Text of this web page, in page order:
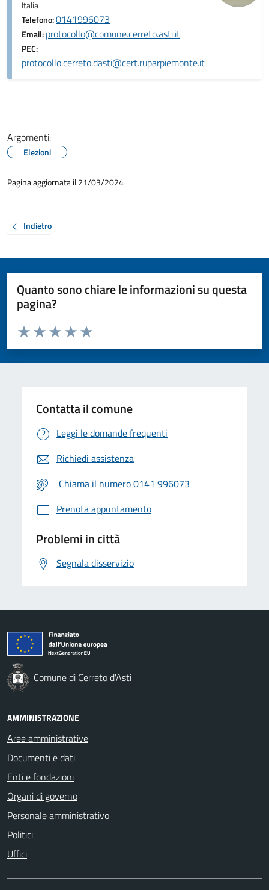
Italia
Telefono:0141996073
Email:protocollo@comune.cerreto.asti.it
PEC:
protocollo.cerreto.dasti@cert.ruparpiemonte.it
Argomenti:
Elezioni
Pagina aggiornata il 21/03/2024
Indietro
Quanto sono chiare le informazioni su questa
pagina?
Valuta da 1 a 5 stelle la pagina
Valuta 5 stelle su 5
Valuta 4 stelle su 5
Valuta 3 stelle su 5
Valuta 2 stelle su 5
Valuta 1 stelle su 5
Contatta il comune
Leggi le domande frequenti
Richiedi assistenza
Chiama il numero 0141 996073
Prenota appuntamento
Problemi in città
Segnala disservizio
Comune di Cerreto d'Asti
AMMINISTRAZIONE
Aree amministrative
Documenti e dati
Enti e fondazioni
Organi di governo
Personale amministrativo
Politici
Uffici